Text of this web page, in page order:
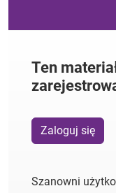
Ten
Zaloguj się
Szanowni